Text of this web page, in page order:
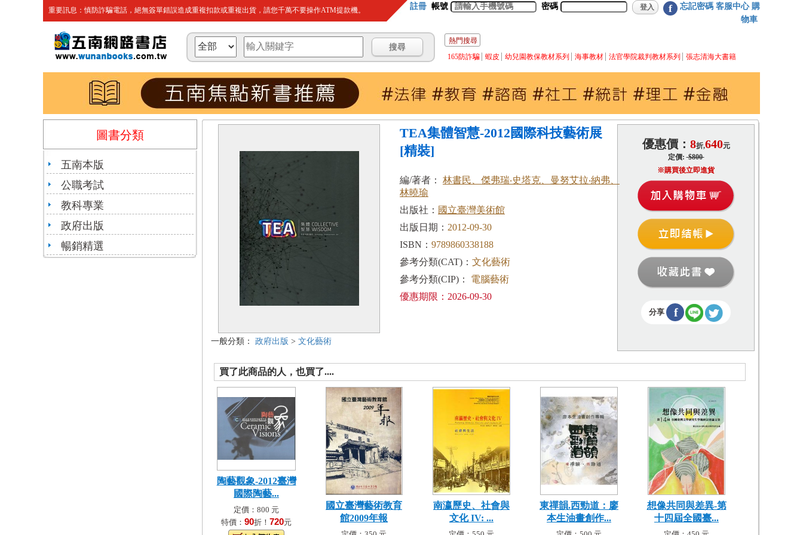
重要訊息：慎防詐騙電話，絕無簽單錯誤造成重複扣款或重複出貨，請您千萬不要操作ATM提款機。 註冊 帳號 密碼 f 忘記密碼 客服中心 購
物車
熱門搜尋
165防詐騙
蝦皮 幼兒園教保教材系列 海事教材 法官學院裁判教材系列 張志清海大書籍
圖書分類
五南本版
公職考試
教科專業
政府出版
暢銷精選
一般分類： 政府出版 > 文化藝術
TEA集體智慧-2012國際科技藝術展
[精裝]
編/著者： 林書民、傑弗瑞‧史塔克、曼努艾拉‧納弗、
林曉瑜
出版社： 國立臺灣美術館
出版日期： 2012-09-30
ISBN： 9789860338188
參考分類(CAT)： 文化藝術
參考分類(CIP)：
電腦藝術
優惠期限：2026-09-30
優惠價： 8折,640元
定價:$800
※購買後立即進貨
分享 f
買了此商品的人，也買了....
陶藝觀象-2012臺灣
國際陶藝...
定價：800 元
特價： 90折！ 720元
國立臺灣藝術教育
館2009年報
南瀛歷史、社會與
文化 IV: ...
東禪韻.西勁道：廖
本生油畫創作...
想像共同與差異-第
十四屆全國臺...